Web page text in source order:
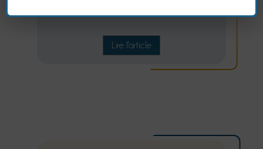
Lire l'article